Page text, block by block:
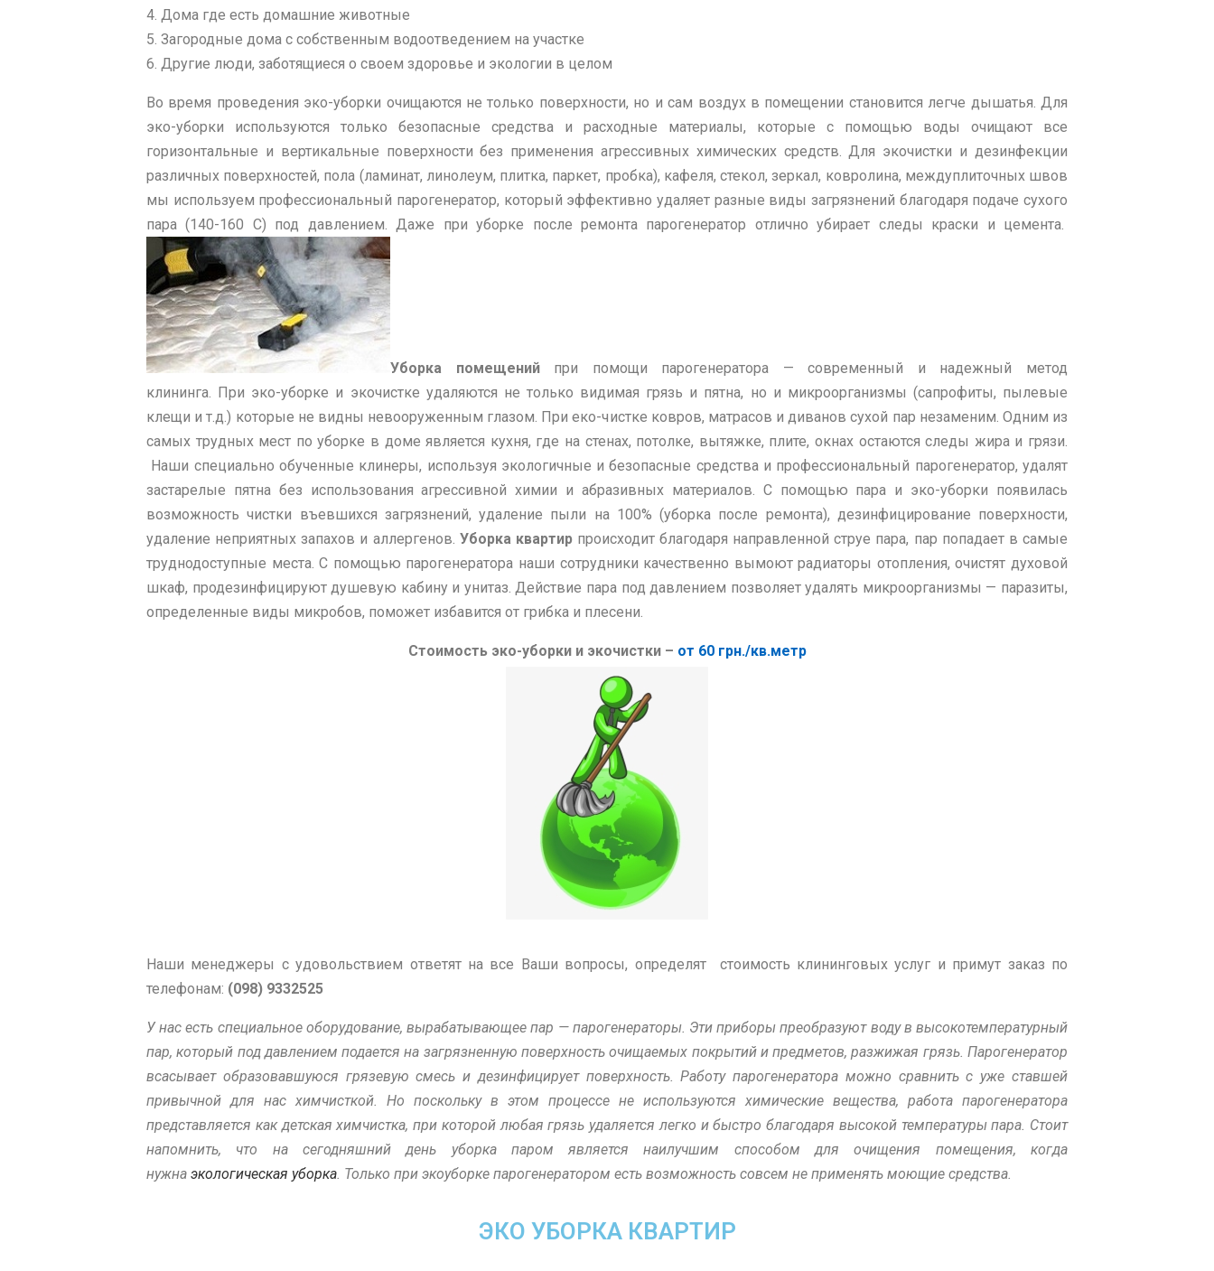
4. Дома где есть домашние животные
5. Загородные дома с собственным водоотведением на участке
6. Другие люди, заботящиеся о своем здоровье и экологии в целом
Во время проведения эко-уборки очищаются не только поверхности, но и сам воздух в помещении становится легче дышатья. Для
эко-уборки используются только безопасные средства и расходные материалы, которые с помощью воды очищают все
горизонтальные и вертикальные поверхности без применения агрессивных химических средств. Для экочистки и дезинфекции
различных поверхностей, пола (ламинат, линолеум, плитка, паркет, пробка), кафеля, стекол, зеркал, ковролина, междуплиточных швов
мы используем профессиональный парогенератор, который эффективно удаляет разные виды загрязнений благодаря подаче сухого
пара (140-160 С) под давлением. Даже при уборке после ремонта парогенератор отлично убирает следы краски и цемента.
Уборка помещенийпри помощи парогенератора — современный и надежный метод
клининга. При эко-уборке и экочистке удаляются не только видимая грязь и пятна, но и микроорганизмы (сапрофиты, пылевые
клещи и т.д.) которые не видны невооруженным глазом. При еко-чистке ковров, матрасов и диванов сухой пар незаменим. Одним из
самых трудных мест по уборке в доме является кухня, где на стенах, потолке, вытяжке, плите, окнах остаются следы жира и грязи.
Наши специально обученные клинеры, используя экологичные и безопасные средства и профессиональный парогенератор, удалят
застарелые пятна без использования агрессивной химии и абразивных материалов. С помощью пара и эко-уборки появилась
возможность чистки въевшихся загрязнений, удаление пыли на 100% (уборка после ремонта), дезинфицирование поверхности,
удаление неприятных запахов и аллергенов. Уборка квартирпроисходит благодаря направленной струе пара, пар попадает в самые
труднодоступные места. С помощью парогенератора наши сотрудники качественно вымоют радиаторы отопления, очистят духовой
шкаф, продезинфицируют душевую кабину и унитаз. Действие пара под давлением позволяет удалять микроорганизмы — паразиты,
определенные виды микробов, поможет избавится от грибка и плесени.
Стоимость эко-уборки и экочистки – от 60 грн./кв.метр
Наши менеджеры с удовольствием ответят на все Ваши вопросы, определят стоимость клининговых услуг и примут заказ по
телефонам: (098) 9332525
У нас есть специальное оборудование, вырабатывающее пар — парогенераторы. Эти приборы преобразуют воду в высокотемпературный
пар, который под давлением подается на загрязненную поверхность очищаемых покрытий и предметов, разжижая грязь. Парогенератор
всасывает образовавшуюся грязевую смесь и дезинфицирует поверхность. Работу парогенератора можно сравнить с уже ставшей
привычной для нас химчисткой. Но поскольку в этом процессе не используются химические вещества, работа парогенератора
представляется как детская химчистка, при которой любая грязь удаляется легко и быстро благодаря высокой температуры пара. Стоит
напомнить, что на сегодняшний день уборка паром является наилучшим способом для очищения помещения, когда
нужна экологическая уборка. Только при экоуборке парогенератором есть возможность совсем не применять моющие средства.
ЭКО УБОРКА КВАРТИР